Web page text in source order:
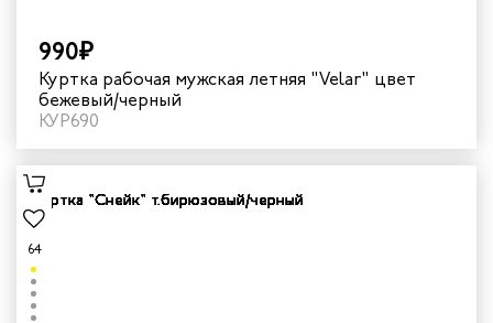
990₽
Куртка рабочая мужская летняя "Velar" цвет
бежевый/черный
КУР690
64